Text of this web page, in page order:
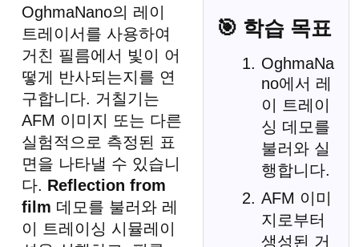
🎯 학습 목표
OghmaNa
no에서 레
이 트레이
싱 데모를
불러와 실
행합니다.
AFM 이미
지로부터
생성된 거
OghmaNano의 레이
트레이서를 사용하여
거친 필름에서 빛이 어
떻게 반사되는지를 연
구합니다. 거칠기는
AFM 이미지 또는 다른
실험적으로 측정된 표
면을 나타낼 수 있습니
다. Reflection from
film 데모를 불러와 레
이 트레이싱 시뮬레이